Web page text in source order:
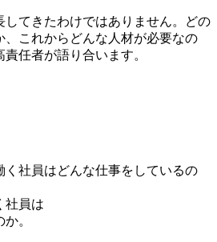
してきたわけではありません。どの
、これからどんな人材が必要なの
任者が語り合います。
社員は
。